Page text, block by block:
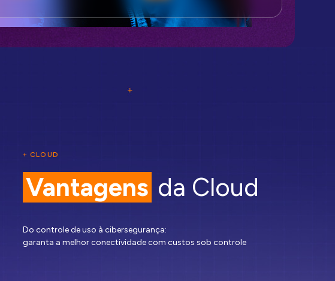
+ CLOUD
Vantagens da Cloud
Do controle de uso à cibersegurança:
garanta a melhor conectividade com custos sob controle